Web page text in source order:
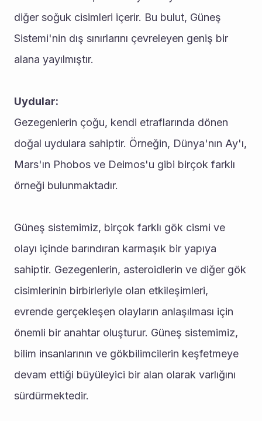
diğer soğuk cisimleri içerir. Bu bulut, Güneş
Sistemi'nin dış sınırlarını çevreleyen geniş bir
alana yayılmıştır.
Uydular:
Gezegenlerin çoğu, kendi etraflarında dönen
doğal uydulara sahiptir. Örneğin, Dünya'nın Ay'ı,
Mars'ın Phobos ve Deimos'u gibi birçok farklı
örneği bulunmaktadır.
Güneş sistemimiz, birçok farklı gök cismi ve
olayı içinde barındıran karmaşık bir yapıya
sahiptir. Gezegenlerin, asteroidlerin ve diğer gök
cisimlerinin birbirleriyle olan etkileşimleri,
evrende gerçekleşen olayların anlaşılması için
önemli bir anahtar oluşturur. Güneş sistemimiz,
bilim insanlarının ve gökbilimcilerin keşfetmeye
devam ettiği büyüleyici bir alan olarak varlığını
sürdürmektedir.